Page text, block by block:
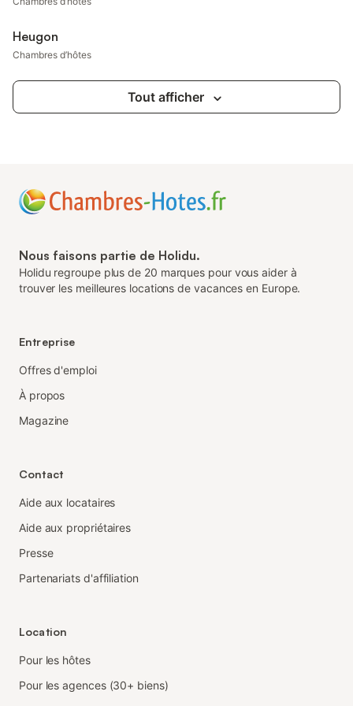
Heugon
Chambres d’hôtes
Tout afficher
Nous faisons partie de Holidu.
Holidu regroupe plus de 20 marques pour vous aider à
trouver les meilleures locations de vacances en Europe.
Entreprise
Offres d'emploi
À propos
Magazine
Contact
Aide aux locataires
Aide aux propriétaires
Presse
Partenariats d'affiliation
Location
Pour les hôtes
Pour les agences (30+ biens)